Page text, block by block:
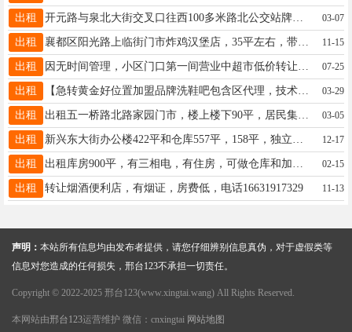
出租 开元路与泉北大街交叉口往西100多米路北公交站牌旁边楼上楼下60平方门市出租电话18231939831 03-07
出租 襄都区阳光路上临街门市炸鸡汉堡店，35平左右，带技术设备整体转让，接手可盈利。电话15717677895 11-15
出租 07-25
出租 【急转黄金好位置加盟品牌洗鞋吧包含区代理，技术，会员】桥西永康街60平纯一层，15303193533 03-29
出租 出租五一桥路北路家园门市，楼上楼下90平，居民集中停车方便，无树木遮挡，适合各种行业，餐饮除外15530998885 03-05
出租 12-17
出租 02-15
出租 转让烟酒便利店，有烟证，房费低，电话16631917329 11-13
声明： 本站所有信息均由发布者提供，请您仔细辨别信息真伪，对于虚假类等
信息对您造成的任何损失，邢台123不承担一切责任。
Copyright © 2022-2025 邢台123(www.xingtai.wang) All Rights Reserved.
本网站由邢台123运营维护 微信：cnxingtai 网站地图